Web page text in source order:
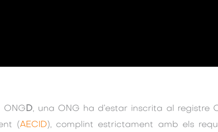
ONG D, una ONG ha d’estar inscrita al registre
(AECID), complint estrictament amb els